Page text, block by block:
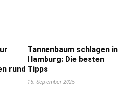
rund
Tannenbaum schlagen in
Hamburg: Die besten
Tipps
15. September 2025